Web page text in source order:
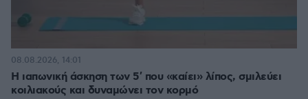
Η ιαπωνική άσκηση των 5′ που «καίει» λίπος, σμιλεύει
κοιλιακούς και δυναμώνει τον κορμό
08.08.2026, 14:01